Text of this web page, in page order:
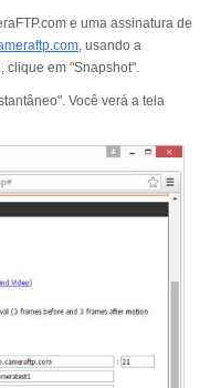
e uma assinatura de
, usando a
clique em "Snapshot".
Você verá a tela